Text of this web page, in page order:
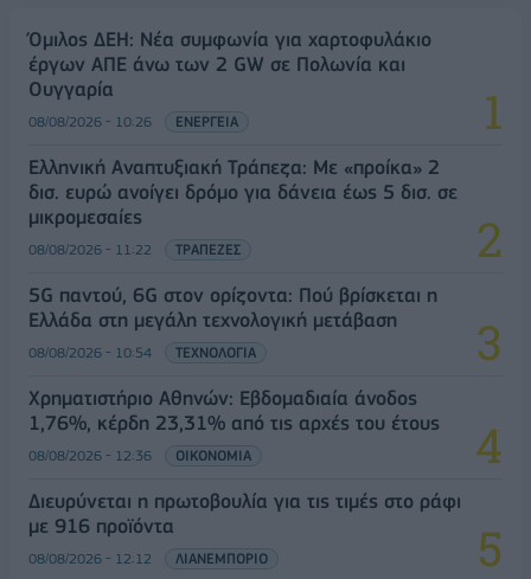
Όμιλος ΔΕΗ: Νέα συμφωνία για χαρτοφυλάκιο
έργων ΑΠΕ άνω των 2 GW σε Πολωνία και
Ουγγαρία
08/08/2026 - 10:26 ΕΝΕΡΓΕΙΑ
Ελληνική Αναπτυξιακή Τράπεζα: Με «προίκα» 2
δισ. ευρώ ανοίγει δρόμο για δάνεια έως 5 δισ. σε
μικρομεσαίες
08/08/2026 - 11:22 ΤΡΑΠΕΖΕΣ
5G παντού, 6G στον ορίζοντα: Πού βρίσκεται η
Ελλάδα στη μεγάλη τεχνολογική μετάβαση
08/08/2026 - 10:54 ΤΕΧΝΟΛΟΓΙΑ
Χρηματιστήριο Αθηνών: Εβδομαδιαία άνοδος
1,76%, κέρδη 23,31% από τις αρχές του έτους
08/08/2026 - 12:36 ΟΙΚΟΝΟΜΙΑ
Διευρύνεται η πρωτοβουλία για τις τιμές στο ράφι
με 916 προϊόντα
08/08/2026 - 12:12 ΛΙΑΝΕΜΠΟΡΙΟ